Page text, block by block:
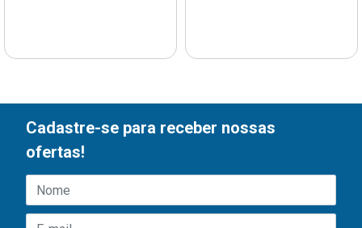
Cadastre-se para receber nossas
ofertas!